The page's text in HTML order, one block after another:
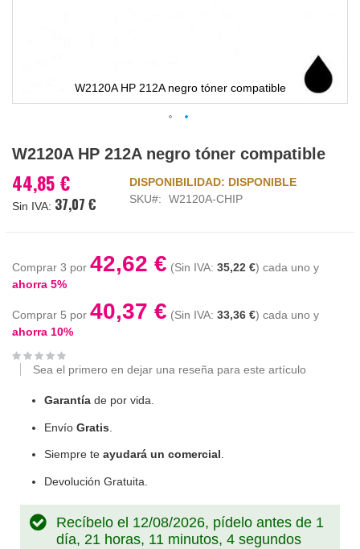
W2120A HP 212A negro tóner compatible
al
de
la
W2120A HP 212A negro tóner compatible
44,85 €
37,07 €
DISPONIBILIDAD: DISPONIBLE
SKU
W2120A-CHIP
Comprar 3 por 42,62 € 35,22 € cada uno y
ahorra 5%
Comprar 5 por 40,37 € 33,36 € cada uno y
ahorra 10%
Sea el primero en dejar una reseña para este artículo
Garantía de por vida.
Envío Gratis
Siempre te ayudará un comercial.
Devolución Gratuita.
Recíbelo el 12/08/2026, pídelo antes de 1
día, 21 horas, 11 minutos, 3 segundos